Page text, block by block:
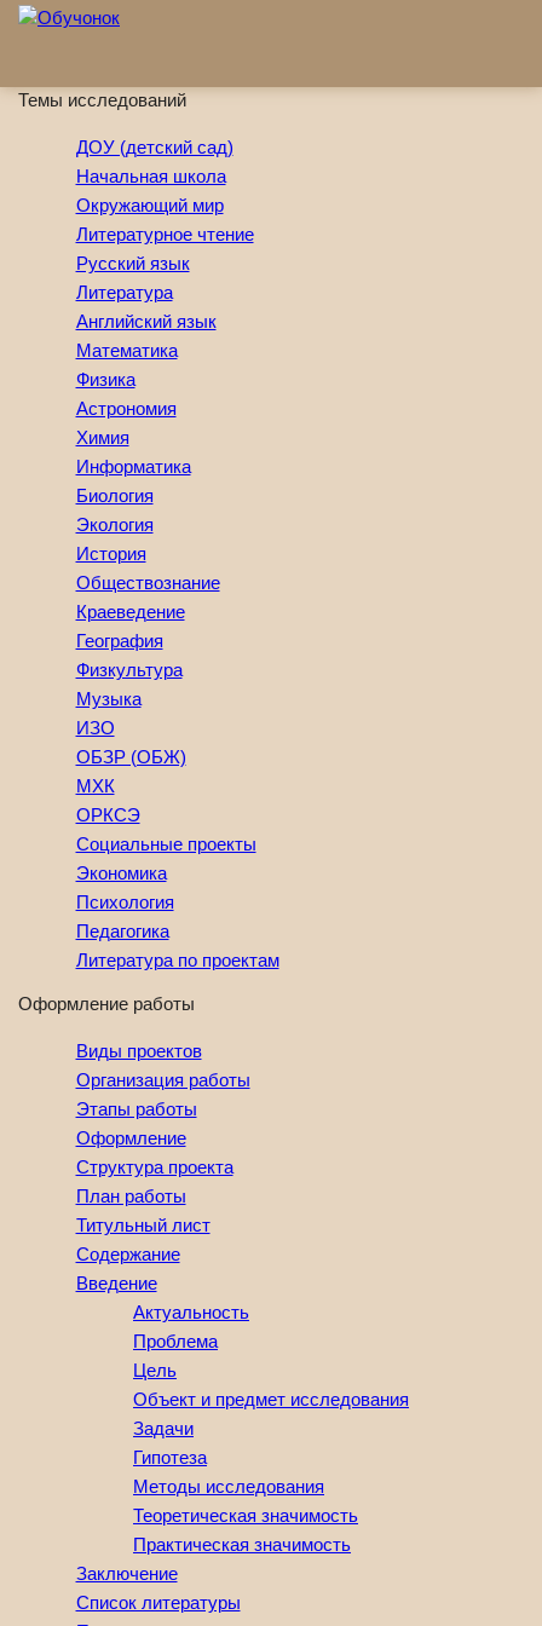
Перейти к основному содержанию
Темы исследований
ДОУ (детский сад)
Начальная школа
Окружающий мир
Литературное чтение
Русский язык
Литература
Английский язык
Математика
Физика
Астрономия
Химия
Информатика
Биология
Экология
История
Обществознание
Краеведение
География
Физкультура
Музыка
ИЗО
ОБЗР (ОБЖ)
МХК
ОРКСЭ
Социальные проекты
Экономика
Психология
Педагогика
Литература по проектам
Оформление работы
Виды проектов
Организация работы
Этапы работы
Оформление
Структура проекта
План работы
Титульный лист
Содержание
Введение
Актуальность
Проблема
Цель
Объект и предмет исследования
Задачи
Гипотеза
Методы исследования
Теоретическая значимость
Практическая значимость
Заключение
Список литературы